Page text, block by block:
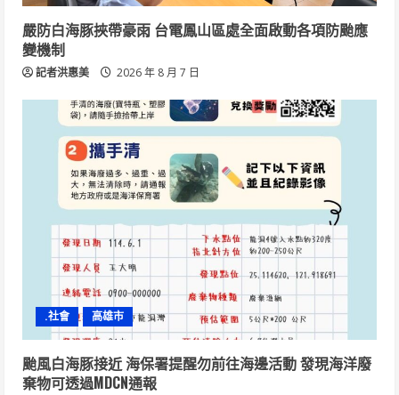
嚴防白海豚挾帶豪雨 台電鳳山區處全面啟動各項防颱應
變機制
記者洪惠美 2026 年 8 月 7 日
.社會 高雄市
颱風白海豚接近 海保署提醒勿前往海邊活動 發現海洋廢
棄物可透過MDCN通報